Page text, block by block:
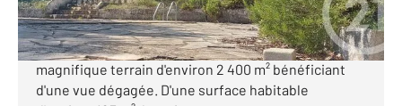
Charmante maison à rénover située dans un secteur
prisé et paisible, en position dominante sur un
magnifique terrain d'environ 2 400 m² bénéficiant
d'une vue dégagée. D'une surface habitable